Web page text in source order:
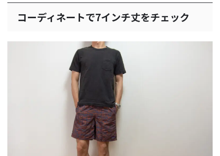
コーディネートで7インチ丈をチェック